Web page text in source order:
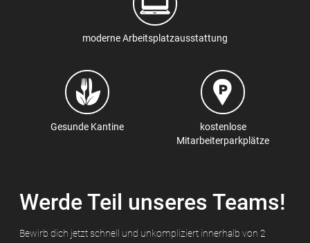
moderne Arbeitsplatzausstattung
Gesunde Kantine
kostenlose
Mitarbeiterparkplätze
Werde Teil unseres Teams!
Bewirb dich jetzt schnell und unkompliziert innerhalb von 2